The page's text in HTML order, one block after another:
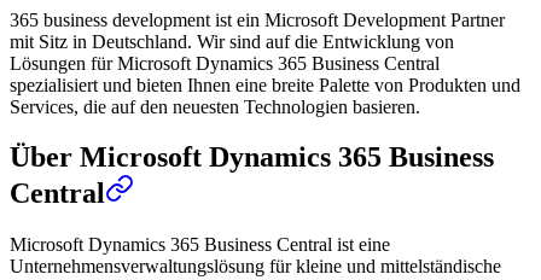
365 business development ist ein Microsoft Development Partner
mit Sitz in Deutschland. Wir sind auf die Entwicklung von
Lösungen für Microsoft Dynamics 365 Business Central
spezialisiert und bieten Ihnen eine breite Palette von Produkten und
Services, die auf den neuesten Technologien basieren.
Über Microsoft Dynamics 365 Business
Central
Microsoft Dynamics 365 Business Central ist eine
Unternehmensverwaltungslösung für kleine und mittelständische